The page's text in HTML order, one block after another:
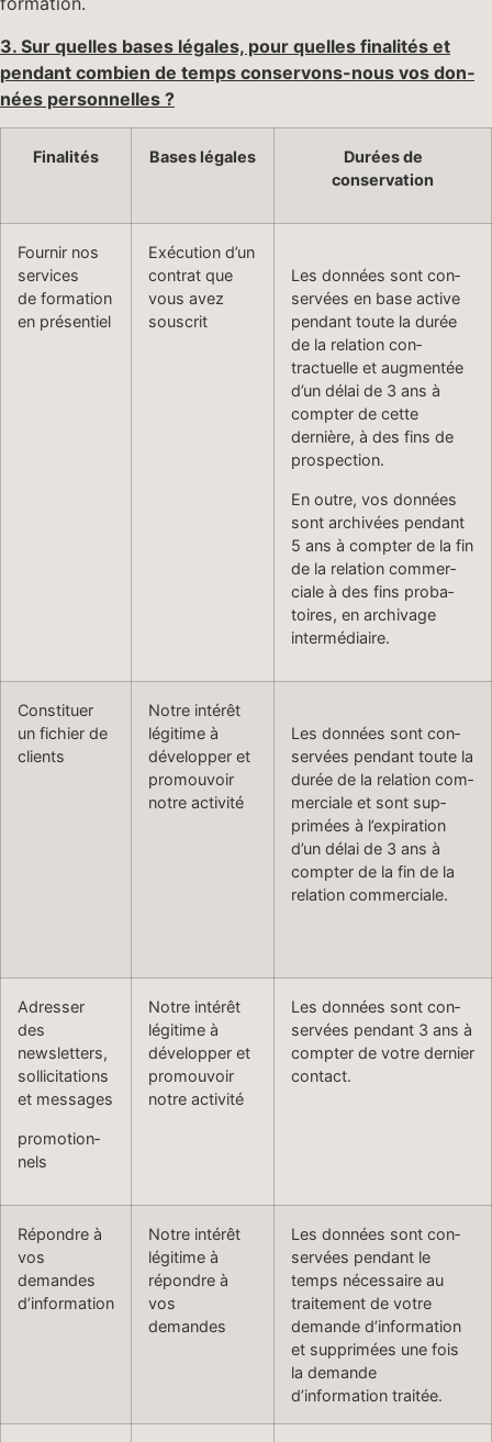
3. Sur quelles bases légales, pour quelles final­ités et
pen­dant com­bi­en de temps conser­vons-nous vos don­
nées personnelles ?
Final­ités Bases légales
Durées de
conservation
Fournir nos
services
de for­ma­tion
en présentiel
Exé­cu­tion d’un
con­trat que
vous avez
souscrit
Les don­nées sont con­
servées en base active
pen­dant toute la durée
de la rela­tion con­
tractuelle et aug­men­tée
d’un délai de 3 ans à
compter de cette
dernière, à des fins de
prospection.
En out­re, vos don­nées
sont archivées pen­dant
5 ans à compter de la fin
de la rela­tion com­mer­
ciale à des fins pro­ba­
toires, en archivage
intermédiaire.
Con­stituer
un fichi­er de
clients
Notre intérêt
légitime à
dévelop­per et
pro­mou­voir
notre activité
Les don­nées sont con­
servées pen­dant toute la
durée de la rela­tion com­
mer­ciale et sont sup­
primées à l’expiration
d’un délai de 3 ans à
compter de la fin de la
rela­tion commerciale.
Adress­er
des
newsletters,
sol­lic­i­ta­tions
et messages
pro­mo­tion­
nels
Notre intérêt
légitime à
dévelop­per et
pro­mou­voir
notre activité
Les don­nées sont con­
servées pen­dant 3 ans à
compter de votre dernier
contact.
Répon­dre à
vos
demandes
d’information
Notre intérêt
légitime à
répon­dre à
vos
demandes
Les don­nées sont con­
servées pen­dant le
temps néces­saire au
traite­ment de votre
demande d’information
et sup­primées une fois
la demande
d’information traitée.